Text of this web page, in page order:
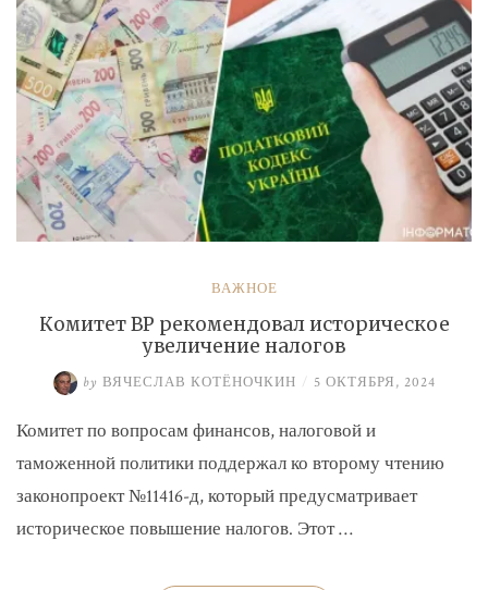
ВАЖНОЕ
Комитет ВР рекомендовал историческое
увеличение налогов
by ВЯЧЕСЛАВ КОТЁНОЧКИН / 5 ОКТЯБРЯ, 2024
Комитет по вопросам финансов, налоговой и
таможенной политики поддержал ко второму чтению
законопроект №11416-д, который предусматривает
историческое повышение налогов. Этот …